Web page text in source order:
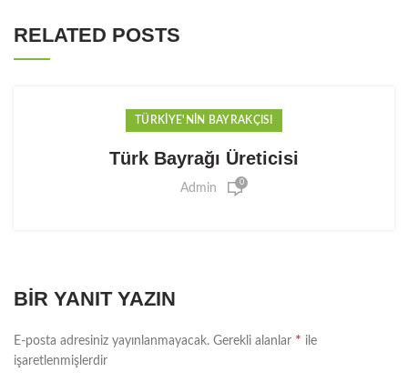
RELATED POSTS
TÜRKIYE'NIN BAYRAKÇISI
Türk Bayrağı Üreticisi
Admin 0
BIR YANIT YAZIN
E-posta adresiniz yayınlanmayacak. Gerekli alanlar * ile
işaretlenmişlerdir